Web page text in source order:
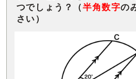
つでしょう？（ 半角数字の
さい）